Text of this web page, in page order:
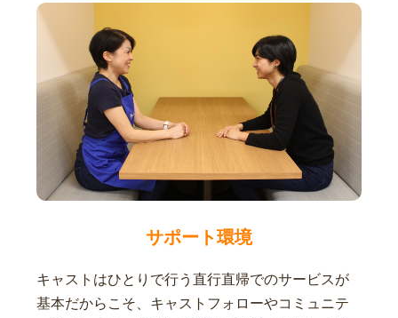
サポート環境
キャストはひとりで行う直行直帰でのサービスが
基本だからこそ、キャストフォローやコミュニテ